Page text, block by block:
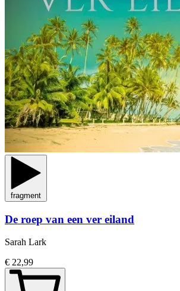
fragment
De roep van een ver eiland
Sarah Lark
€ 22,99